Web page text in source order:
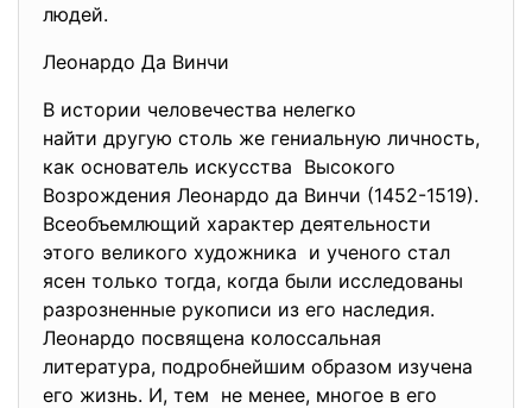
людей.
Леонардо Да Винчи
В истории человечества нелегко
найти другую столь же гениальную личность,
как основатель искусства Высокого
Возрождения Леонардо да Винчи (1452-1519).
Всеобъемлющий характер деятельности
этого великого художника и ученого стал
ясен только тогда, когда были исследованы
разрозненные рукописи из его наследия.
Леонардо посвящена колоссальная
литература, подробнейшим образом изучена
его жизнь. И, тем не менее, многое в его